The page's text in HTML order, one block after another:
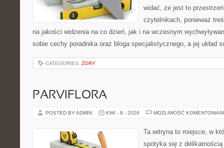
widać, że jest to
czytelnikach, ponieważ
na jakości widzenia na co dzień, jak i na wczesnym
sobie cechy poradnika oraz bloga specjalistycznego, a jej układ
CATEGORIES: ŻORY
PARVIFLORA
POSTED BY ADMIN KWI - 8 - 2026 MOŻLIWOŚĆ
Ta witryna to miejsce, w
spotyka się z